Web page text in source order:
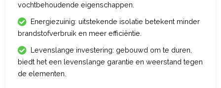
vochtbehoudende eigenschappen.
Energiezuinig: uitstekende isolatie betekent minder
brandstofverbruik en meer efficiëntie.
Levenslange investering: gebouwd om te duren,
biedt het een levenslange garantie en weerstand tegen
de elementen.